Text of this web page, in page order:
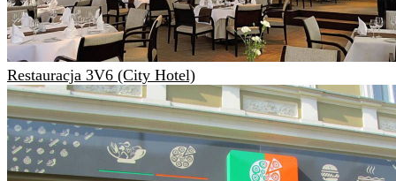
Restauracja 3V6 (City Hotel)